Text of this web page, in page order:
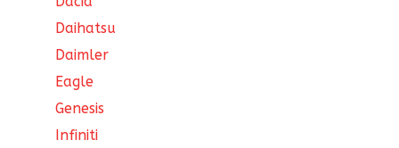
Daihatsu
Daimler
Eagle
Genesis
Infiniti